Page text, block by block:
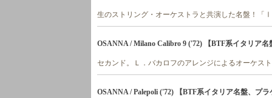
生のストリング・オーケストラと共演した名盤！「
OSANNA / Milano Calibro 9 ('72) 【BTF系イタリア
セカンド。Ｌ．バカロフのアレンジによるオーケス
OSANNA / Palepoli ('72) 【BTF系イタリア名盤、プ